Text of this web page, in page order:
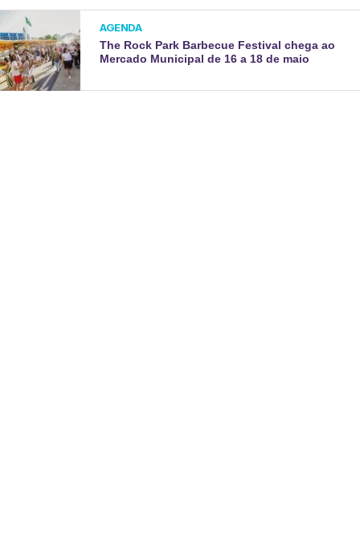
AGENDA
The Rock Park Barbecue Festival chega ao
Mercado Municipal de 16 a 18 de maio